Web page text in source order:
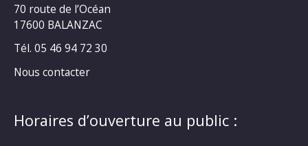
70 route de l’Océan
17600 BALANZAC
Tél. 05 46 94 72 30
Nous contacter
Horaires d’ouverture au public :